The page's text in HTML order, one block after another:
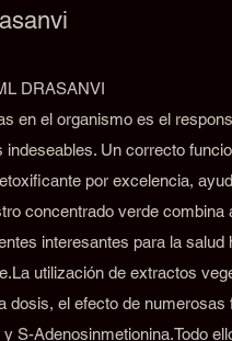
DRASANVI
en el organismo es el
indeseables. Un correcto
por excelencia,
concentrado verde combina
interesantes para la salud
utilización de extractos
dosis, el efecto de numerosas
S-Adenosinmetionina.Todo